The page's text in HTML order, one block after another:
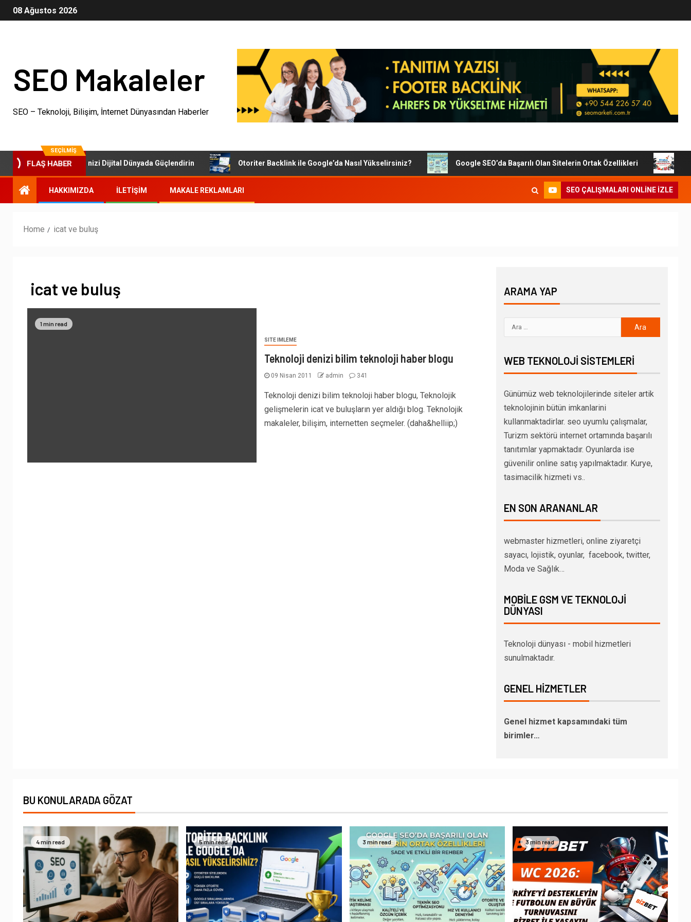
08 Ağustos 2026
SEO Makaleler
SEO – Teknoloji, Bilişim, İnternet Dünyasından Haberler
SEÇILMIŞ
FLAŞ HABER
Paketleri: İşletmenizi Dijital Dünyada Güçlendirin Otoriter Backlink ile Google’da Nasıl Yükselirsiniz? Google SEO’da Başarılı Olan Sitelerin Ortak Özellikleri Dijital
HAKKIMIZDA İLETIŞIM MAKALE REKLAMLARI SEO ÇALIŞMALARI ONLINE IZLE
Home icat ve buluş
icat ve buluş
1 min read
SITE IMLEME
Teknoloji denizi bilim teknoloji haber blogu
09 Nisan 2011 admin 341
Teknoloji denizi bilim teknoloji haber blogu, Teknolojik
gelişmelerin icat ve buluşların yer aldığı blog. Teknolojik
makaleler, bilişim, internetten seçmeler. (daha&helliip;)
ARAMA YAP
WEB TEKNOLOJI SISTEMLERI
Günümüz web teknolojilerinde siteler artik
teknolojinin bütün imkanlarini
kullanmaktadirlar. seo uyumlu çalışmalar,
Turizm sektörü internet ortamında başarılı
tanıtımlar yapmaktadır. Oyunlarda ise
güvenilir online satış yapılmaktadır. Kurye,
tasimacilik hizmeti vs..
EN SON ARANANLAR
webmaster hizmetleri, online ziyaretçi
sayacı, lojistik, oyunlar, facebook, twitter,
Moda ve Sağlık…
MOBILE GSM VE TEKNOLOJI
DÜNYASI
Teknoloji dünyası - mobil hizmetleri
sunulmaktadır.
GENEL HIZMETLER
Genel hizmet kapsamındaki tüm
birimler…
BU KONULARADA GÖZAT
4 min read 5 min read 3 min read 3 min read